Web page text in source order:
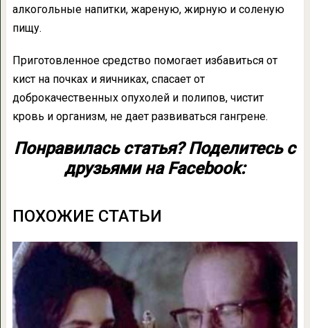
алкогольные напитки, жареную, жирную и соленую
пищу.
Приготовленное средство помогает избавиться от
кист на почках и яичниках, спасает от
доброкачественных опухолей и полипов, чистит
кровь и организм, не дает развиваться гангрене.
Понравилась статья? Поделитесь с
друзьями на Facebook:
ПОХОЖИЕ СТАТЬИ